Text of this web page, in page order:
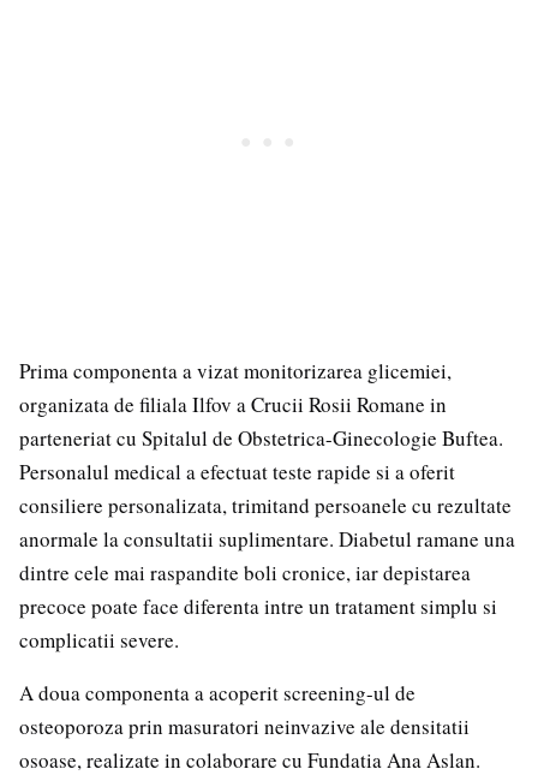
Prima componenta a vizat monitorizarea glicemiei,
organizata de filiala Ilfov a Crucii Rosii Romane in
parteneriat cu Spitalul de Obstetrica-Ginecologie Buftea.
Personalul medical a efectuat teste rapide si a oferit
consiliere personalizata, trimitand persoanele cu rezultate
anormale la consultatii suplimentare. Diabetul ramane una
dintre cele mai raspandite boli cronice, iar depistarea
precoce poate face diferenta intre un tratament simplu si
complicatii severe.
A doua componenta a acoperit screening-ul de
osteoporoza prin masuratori neinvazive ale densitatii
osoase, realizate in colaborare cu Fundatia Ana Aslan.